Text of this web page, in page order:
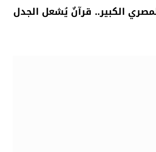
الكبير.. قرآنٌ يُشعل الجدل